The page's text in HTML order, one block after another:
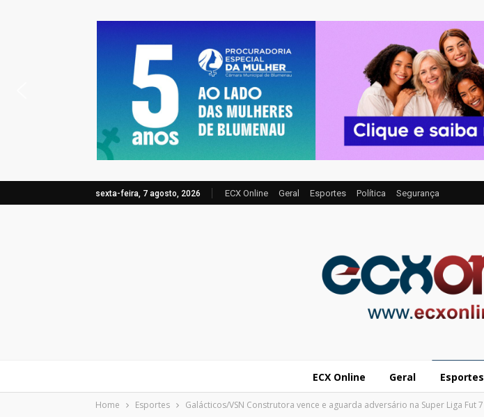
sexta-feira, 7 agosto, 2026 ECX Online Geral Esportes Política Segurança
ECX Online Geral Esportes
Home Esportes Galácticos/VSN Construtora vence e aguarda adversário na Super Liga Fut 7